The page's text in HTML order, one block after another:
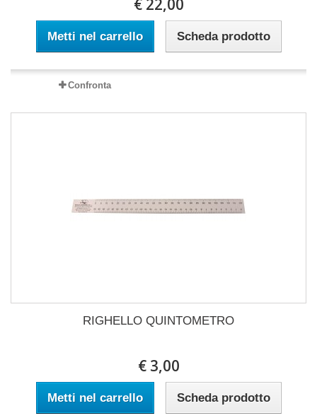
€ 22,00
Metti nel carrello Scheda prodotto
Confronta
RIGHELLO QUINTOMETRO
€ 3,00
Metti nel carrello Scheda prodotto